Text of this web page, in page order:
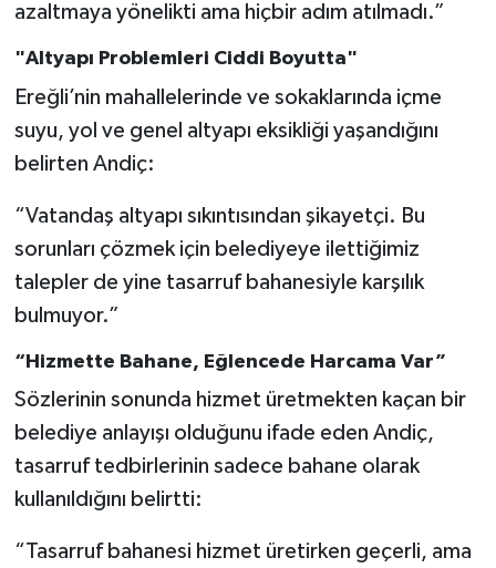
azaltmaya yönelikti ama hiçbir adım atılmadı.”
"Altyapı Problemleri Ciddi Boyutta"
Ereğli’nin mahallelerinde ve sokaklarında içme
suyu, yol ve genel altyapı eksikliği yaşandığını
belirten Andiç:
“Vatandaş altyapı sıkıntısından şikayetçi. Bu
sorunları çözmek için belediyeye ilettiğimiz
talepler de yine tasarruf bahanesiyle karşılık
bulmuyor.”
“Hizmette Bahane, Eğlencede Harcama Var”
Sözlerinin sonunda hizmet üretmekten kaçan bir
belediye anlayışı olduğunu ifade eden Andiç,
tasarruf tedbirlerinin sadece bahane olarak
kullanıldığını belirtti:
“Tasarruf bahanesi hizmet üretirken geçerli, ama